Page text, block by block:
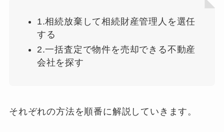
1.相続放棄して相続財産管理人を選任
する
2.一括査定で物件を売却できる不動産
会社を探す
それぞれの方法を順番に解説していきます。